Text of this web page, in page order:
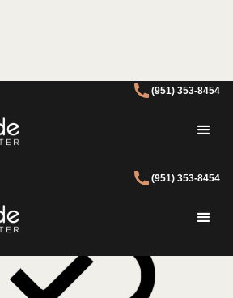
(951) 353-8454
(951) 353-8454